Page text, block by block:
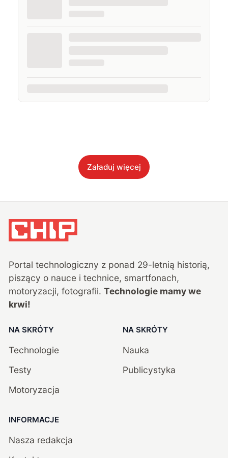
Załaduj więcej
Portal technologiczny z ponad 29-letnią historią,
piszący o nauce i technice, smartfonach,
motoryzacji, fotografii. Technologie mamy we
krwi!
NA SKRÓTY
Technologie
Testy
Motoryzacja
NA SKRÓTY
Nauka
Publicystyka
INFORMACJE
Nasza redakcja